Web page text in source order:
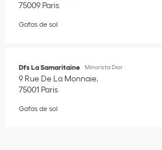
75009 Paris
Gafas de sol
Dfs La Samaritaine Minorista Dior
9 Rue De La Monnaie
75001 Paris
Gafas de sol